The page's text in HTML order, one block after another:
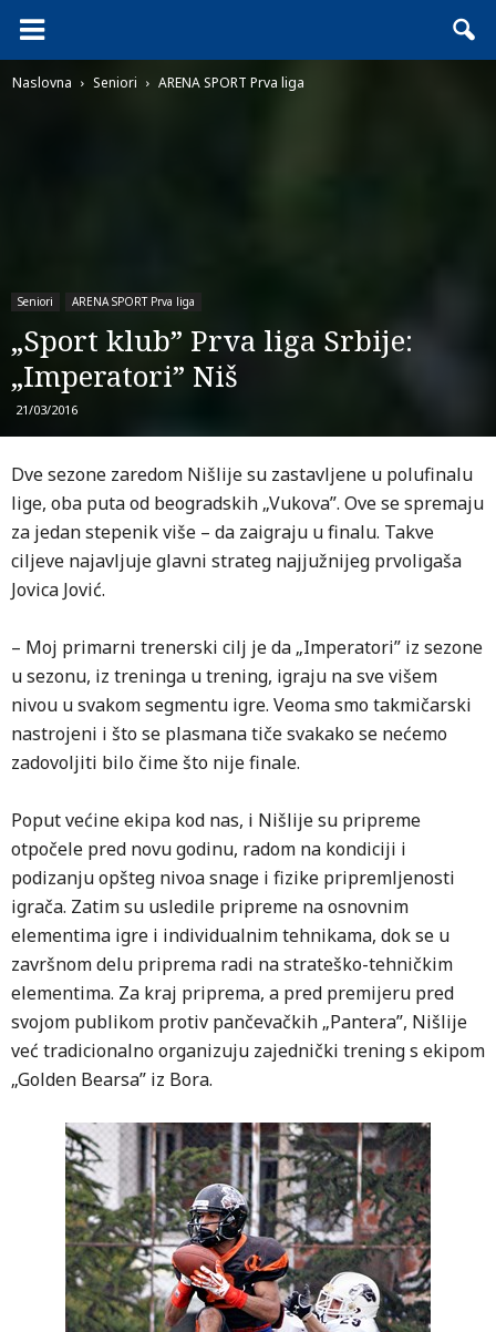
Naslovna Seniori ARENA SPORT Prva liga
Seniori ARENA SPORT Prva liga
„Sport klub” Prva liga Srbije:
„Imperatori” Niš
21/03/2016
Dve sezone zaredom Nišlije su zastavljene u polufinalu
lige, oba puta od beogradskih „Vukova”. Ove se spremaju
za jedan stepenik više – da zaigraju u finalu. Takve
ciljeve najavljuje glavni strateg najjužnijeg prvoligaša
Jovica Jović.
– Moj primarni trenerski cilj je da „Imperatori” iz sezone
u sezonu, iz treninga u trening, igraju na sve višem
nivou u svakom segmentu igre. Veoma smo takmičarski
nastrojeni i što se plasmana tiče svakako se nećemo
zadovoljiti bilo čime što nije finale.
Poput većine ekipa kod nas, i Nišlije su pripreme
otpočele pred novu godinu, radom na kondiciji i
podizanju opšteg nivoa snage i fizike pripremljenosti
igrača. Zatim su usledile pripreme na osnovnim
elementima igre i individualnim tehnikama, dok se u
završnom delu priprema radi na strateško-tehničkim
elementima. Za kraj priprema, a pred premijeru pred
svojom publikom protiv pančevačkih „Pantera”, Nišlije
već tradicionalno organizuju zajednički trening s ekipom
„Golden Bearsa” iz Bora.